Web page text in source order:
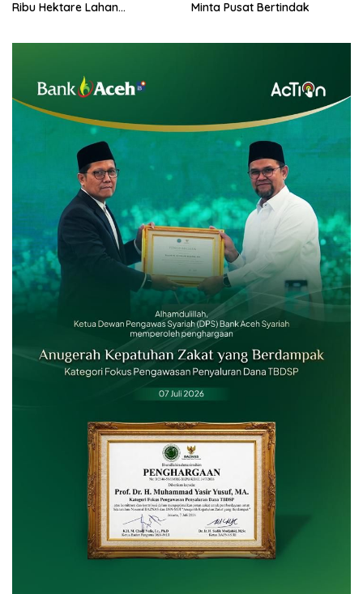
Ribu Hektare Lahan
Minta Pusat Bertindak